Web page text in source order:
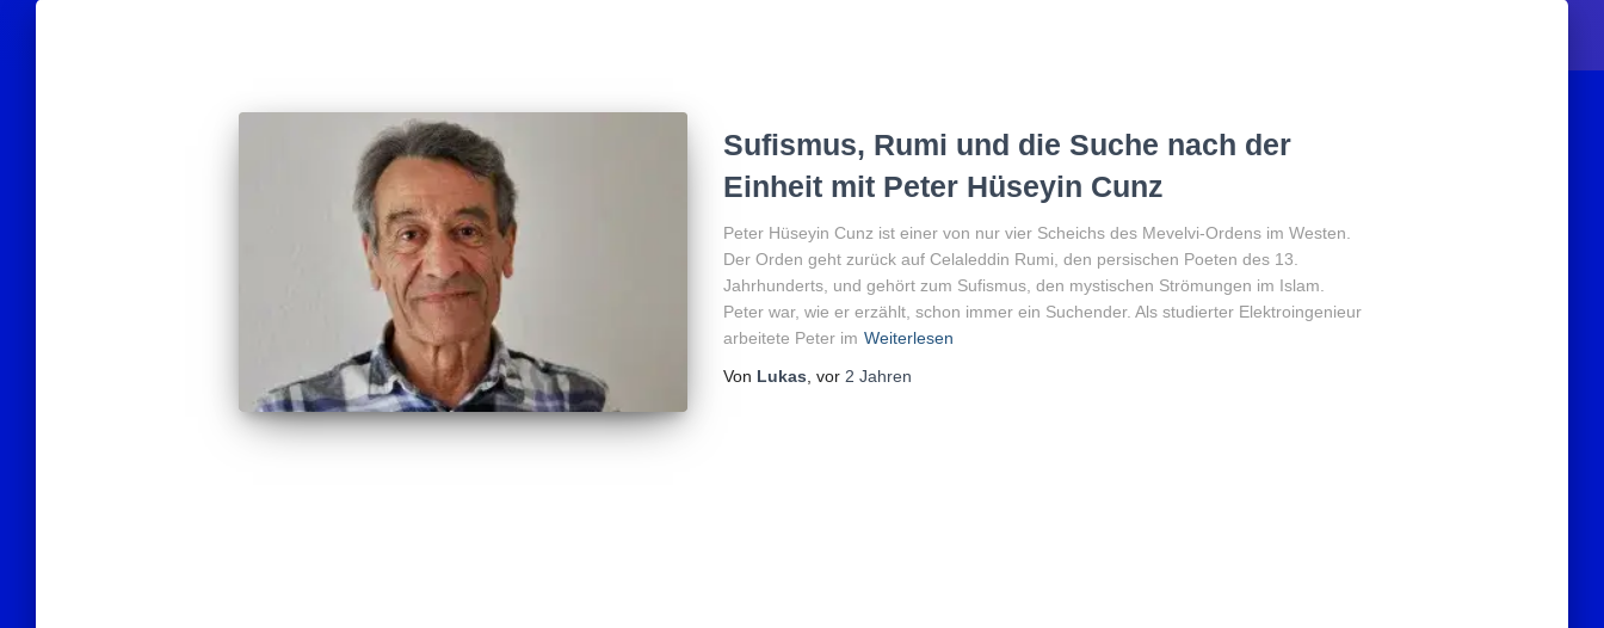
Sufismus, Rumi und die Suche nach der
Einheit mit Peter Hüseyin Cunz
Peter Hüseyin Cunz ist einer von nur vier Scheichs des Mevelvi-Ordens im Westen.
Der Orden geht zurück auf Celaleddin Rumi, den persischen Poeten des 13.
Jahrhunderts, und gehört zum Sufismus, den mystischen Strömungen im Islam.
Peter war, wie er erzählt, schon immer ein Suchender. Als studierter Elektroingenieur
arbeitete Peter im Weiterlesen
Von Lukas , vor 2 Jahren